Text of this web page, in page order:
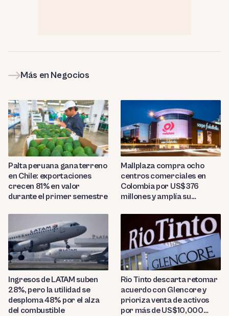
Más en Negocios
Palta peruana gana terreno
en Chile: exportaciones
crecen 81% en valor
durante el primer semestre
Mallplaza compra ocho
centros comerciales en
Colombia por US$376
millones y amplía su
Ingresos de LATAM suben
28%, pero la utilidad se
desploma 48% por el alza
del combustible
Rio Tinto descarta retomar
acuerdo con Glencore y
prioriza venta de activos
por más de US$10,000